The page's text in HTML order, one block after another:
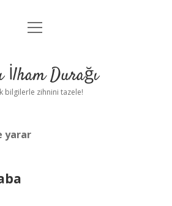
Anasayfa
Yasal Uyarı
menüyü
İlham Durağı
bilgilerle zihnini tazele!
yarar